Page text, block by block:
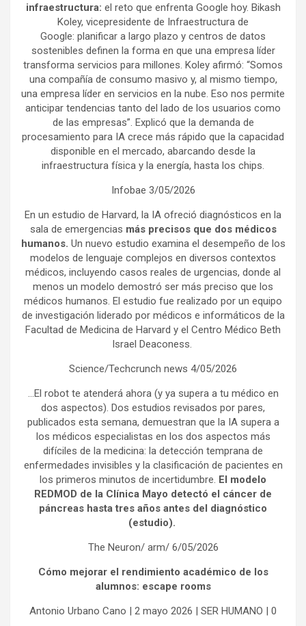
infraestructura: el reto que enfrenta Google hoy. Bikash
Koley, vicepresidente de Infraestructura de
Google: planificar a largo plazo y centros de datos
sostenibles definen la forma en que una empresa líder
transforma servicios para millones. Koley afirmó: “Somos
una compañía de consumo masivo y, al mismo tiempo,
una empresa líder en servicios en la nube. Eso nos permite
anticipar tendencias tanto del lado de los usuarios como
de las empresas”. Explicó que la demanda de
procesamiento para IA crece más rápido que la capacidad
disponible en el mercado, abarcando desde la
infraestructura física y la energía, hasta los chips.
Infobae 3/05/2026
En un estudio de Harvard, la IA ofreció diagnósticos en la
sala de emergencias más precisos que dos médicos
humanos. Un nuevo estudio examina el desempeño de los
modelos de lenguaje complejos en diversos contextos
médicos, incluyendo casos reales de urgencias, donde al
menos un modelo demostró ser más preciso que los
médicos humanos. El estudio fue realizado por un equipo
de investigación liderado por médicos e informáticos de la
Facultad de Medicina de Harvard y el Centro Médico Beth
Israel Deaconess.
Science/Techcrunch news 4/05/2026
…El robot te atenderá ahora (y ya supera a tu médico en
dos aspectos). Dos estudios revisados por pares,
publicados esta semana, demuestran que la IA supera a
los médicos especialistas en los dos aspectos más
difíciles de la medicina: la detección temprana de
enfermedades invisibles y la clasificación de pacientes en
los primeros minutos de incertidumbre. El modelo
REDMOD de la Clínica Mayo detectó el cáncer de
páncreas hasta tres años antes del diagnóstico
(estudio).
The Neuron/ arm/ 6/05/2026
Cómo mejorar el rendimiento académico de los
alumnos: escape rooms
Antonio Urbano Cano | 2 mayo 2026 | SER HUMANO | 0